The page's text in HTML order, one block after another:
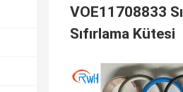
VOE11708833
Sıfırlama Kütesi